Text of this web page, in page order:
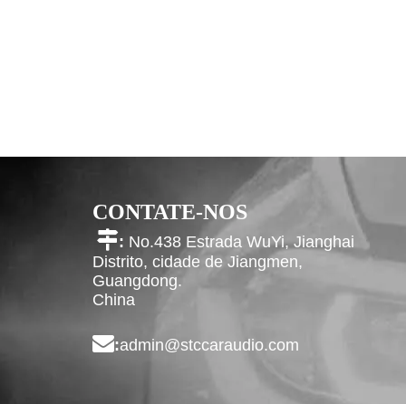
CONTATE-NOS
: No.438 Estrada WuYi, Jianghai
Distrito, cidade de Jiangmen,
Guangdong.
China
:admin@stccaraudio.com